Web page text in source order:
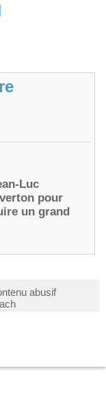
Luc
pour
un grand
abusif